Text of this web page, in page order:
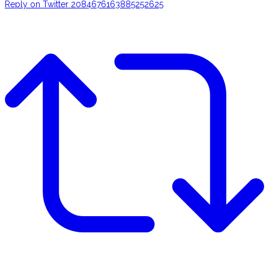
Reply on Twitter 2084676163885252625